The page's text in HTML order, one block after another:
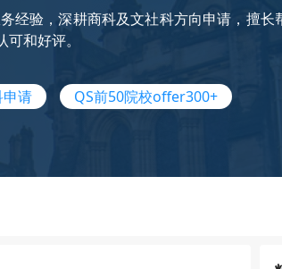
经验，深耕商科及文社科方向申请，擅
和好评。
请 QS前50院校offer300+